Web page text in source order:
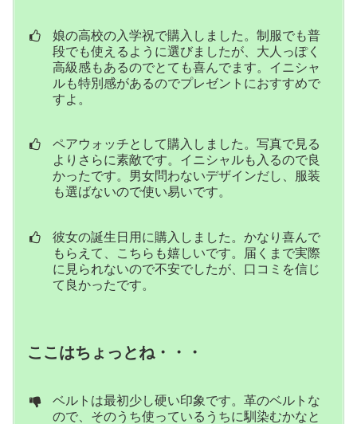
娘の高校の入学祝で購入しました。制服でも普
段でも使えるように選びましたが、大人っぽく
高級感もあるのでとても喜んでます。イニシャ
ルも特別感があるのでプレゼントにおすすめで
すよ。
ペアウォッチとして購入しました。写真で見る
よりさらに素敵です。イニシャルも入るので良
かったです。男女問わないデザインだし、服装
も選ばないので使い易いです。
彼女の誕生日用に購入しました。かなり喜んで
もらえて、こちらも嬉しいです。届くまで実際
に見られないので不安でしたが、口コミを信じ
て良かったです。
ここはちょっとね・・・
ベルトは最初少し硬い印象です。革のベルトな
ので、そのうち使っているうちに馴染むかなと